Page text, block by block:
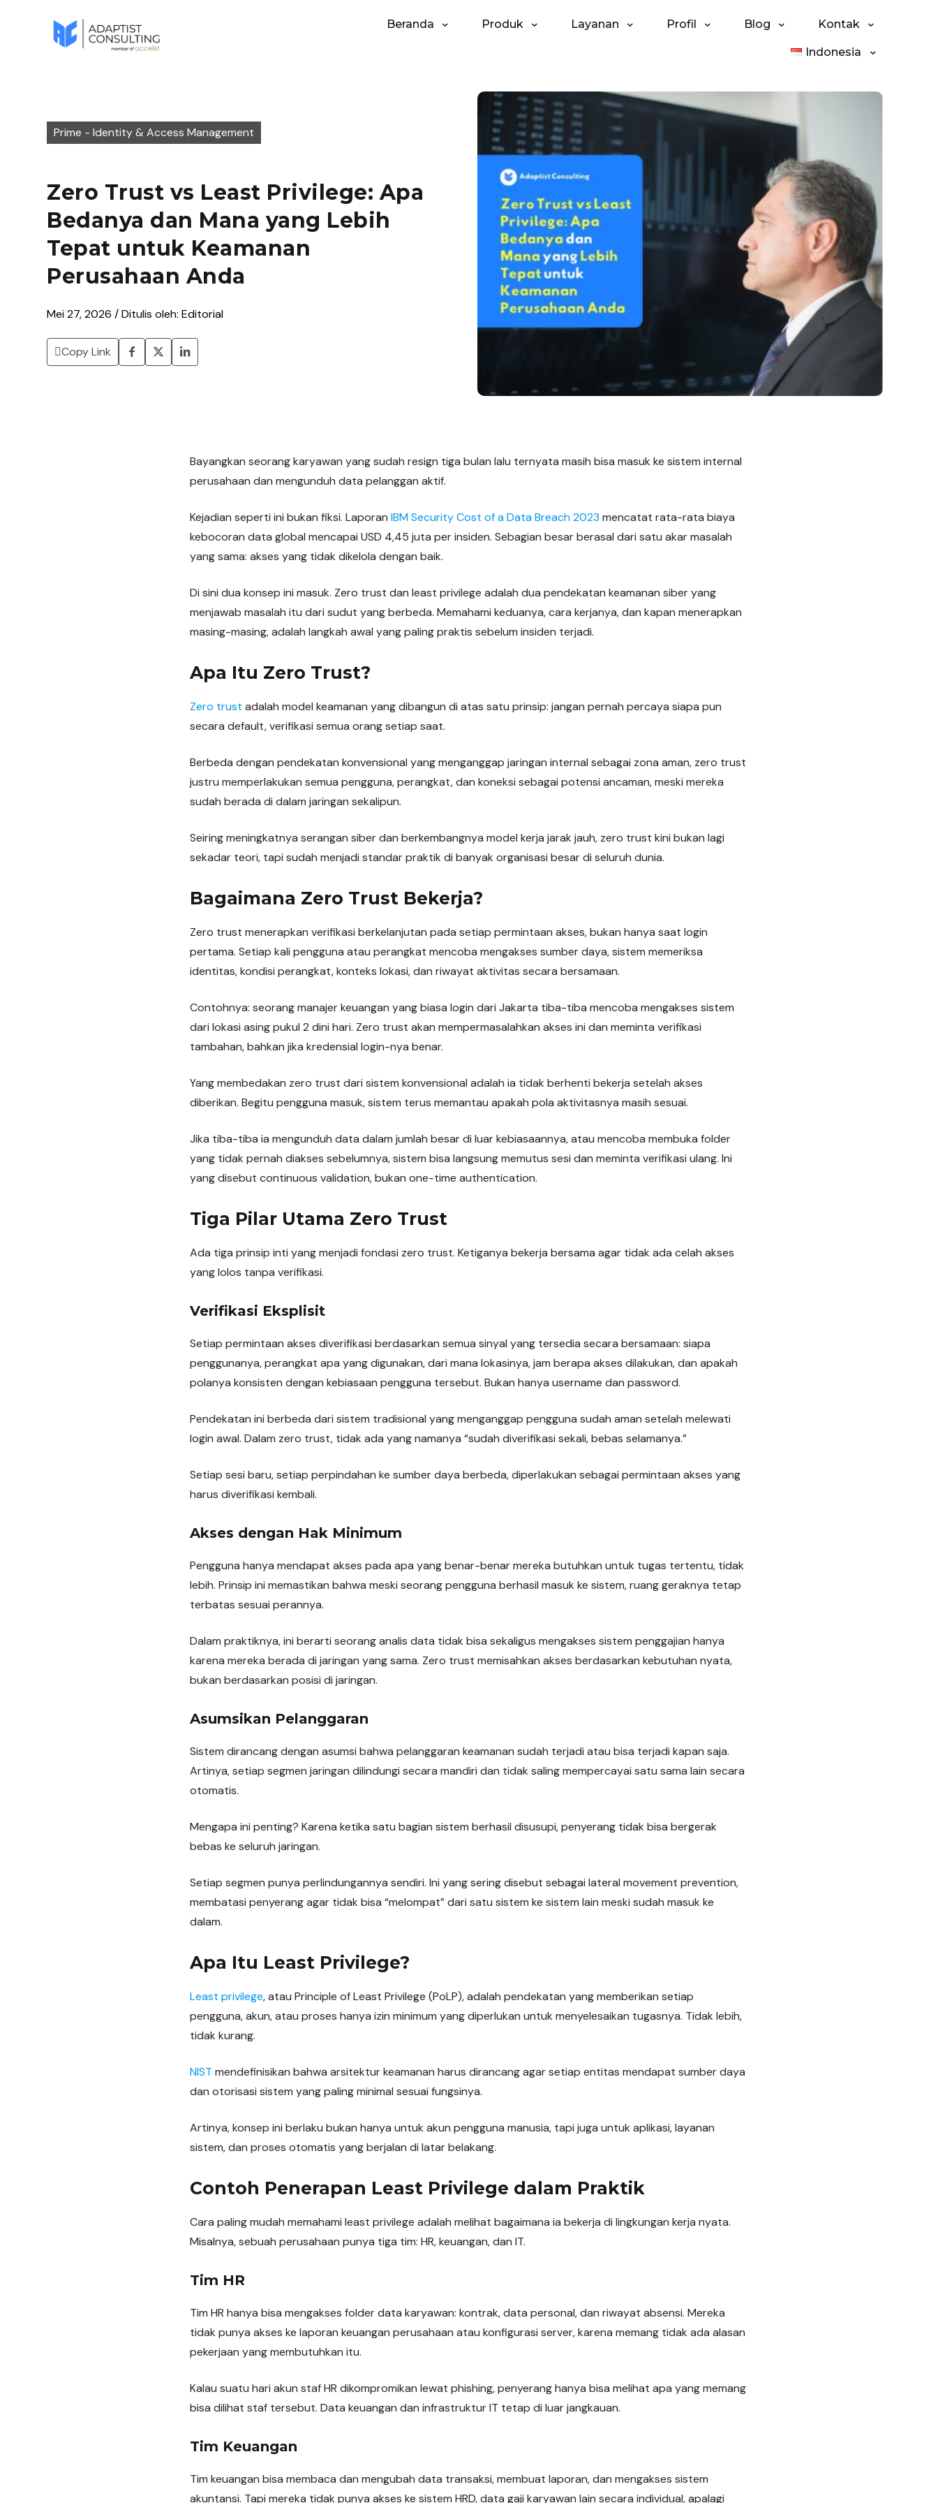
Beranda Produk Layanan Profil Blog Kontak
Indonesia
Prime - Identity & Access Management
Zero Trust vs Least Privilege: Apa
Bedanya dan Mana yang Lebih
Tepat untuk Keamanan
Perusahaan Anda
Mei 27, 2026 / Ditulis oleh: Editorial
Copy Link
Bayangkan seorang karyawan yang sudah resign tiga bulan lalu ternyata masih bisa masuk ke sistem internal
perusahaan dan mengunduh data pelanggan aktif.
Kejadian seperti ini bukan fiksi. Laporan IBM Security Cost of a Data Breach 2023 mencatat rata-rata biaya
kebocoran data global mencapai USD 4,45 juta per insiden. Sebagian besar berasal dari satu akar masalah
yang sama: akses yang tidak dikelola dengan baik.
Di sini dua konsep ini masuk. Zero trust dan least privilege adalah dua pendekatan keamanan siber yang
menjawab masalah itu dari sudut yang berbeda. Memahami keduanya, cara kerjanya, dan kapan menerapkan
masing-masing, adalah langkah awal yang paling praktis sebelum insiden terjadi.
Apa Itu Zero Trust?
Zero trust adalah model keamanan yang dibangun di atas satu prinsip: jangan pernah percaya siapa pun
secara default, verifikasi semua orang setiap saat.
Berbeda dengan pendekatan konvensional yang menganggap jaringan internal sebagai zona aman, zero trust
justru memperlakukan semua pengguna, perangkat, dan koneksi sebagai potensi ancaman, meski mereka
sudah berada di dalam jaringan sekalipun.
Seiring meningkatnya serangan siber dan berkembangnya model kerja jarak jauh, zero trust kini bukan lagi
sekadar teori, tapi sudah menjadi standar praktik di banyak organisasi besar di seluruh dunia.
Bagaimana Zero Trust Bekerja?
Zero trust menerapkan verifikasi berkelanjutan pada setiap permintaan akses, bukan hanya saat login
pertama. Setiap kali pengguna atau perangkat mencoba mengakses sumber daya, sistem memeriksa
identitas, kondisi perangkat, konteks lokasi, dan riwayat aktivitas secara bersamaan.
Contohnya: seorang manajer keuangan yang biasa login dari Jakarta tiba-tiba mencoba mengakses sistem
dari lokasi asing pukul 2 dini hari. Zero trust akan mempermasalahkan akses ini dan meminta verifikasi
tambahan, bahkan jika kredensial login-nya benar.
Yang membedakan zero trust dari sistem konvensional adalah ia tidak berhenti bekerja setelah akses
diberikan. Begitu pengguna masuk, sistem terus memantau apakah pola aktivitasnya masih sesuai.
Jika tiba-tiba ia mengunduh data dalam jumlah besar di luar kebiasaannya, atau mencoba membuka folder
yang tidak pernah diakses sebelumnya, sistem bisa langsung memutus sesi dan meminta verifikasi ulang. Ini
yang disebut continuous validation, bukan one-time authentication.
Tiga Pilar Utama Zero Trust
Ada tiga prinsip inti yang menjadi fondasi zero trust. Ketiganya bekerja bersama agar tidak ada celah akses
yang lolos tanpa verifikasi.
Verifikasi Eksplisit
Setiap permintaan akses diverifikasi berdasarkan semua sinyal yang tersedia secara bersamaan: siapa
penggunanya, perangkat apa yang digunakan, dari mana lokasinya, jam berapa akses dilakukan, dan apakah
polanya konsisten dengan kebiasaan pengguna tersebut. Bukan hanya username dan password.
Pendekatan ini berbeda dari sistem tradisional yang menganggap pengguna sudah aman setelah melewati
login awal. Dalam zero trust, tidak ada yang namanya “sudah diverifikasi sekali, bebas selamanya.”
Setiap sesi baru, setiap perpindahan ke sumber daya berbeda, diperlakukan sebagai permintaan akses yang
harus diverifikasi kembali.
Akses dengan Hak Minimum
Pengguna hanya mendapat akses pada apa yang benar-benar mereka butuhkan untuk tugas tertentu, tidak
lebih. Prinsip ini memastikan bahwa meski seorang pengguna berhasil masuk ke sistem, ruang geraknya tetap
terbatas sesuai perannya.
Dalam praktiknya, ini berarti seorang analis data tidak bisa sekaligus mengakses sistem penggajian hanya
karena mereka berada di jaringan yang sama. Zero trust memisahkan akses berdasarkan kebutuhan nyata,
bukan berdasarkan posisi di jaringan.
Asumsikan Pelanggaran
Sistem dirancang dengan asumsi bahwa pelanggaran keamanan sudah terjadi atau bisa terjadi kapan saja.
Artinya, setiap segmen jaringan dilindungi secara mandiri dan tidak saling mempercayai satu sama lain secara
otomatis.
Mengapa ini penting? Karena ketika satu bagian sistem berhasil disusupi, penyerang tidak bisa bergerak
bebas ke seluruh jaringan.
Setiap segmen punya perlindungannya sendiri. Ini yang sering disebut sebagai lateral movement prevention,
membatasi penyerang agar tidak bisa “melompat” dari satu sistem ke sistem lain meski sudah masuk ke
dalam.
Apa Itu Least Privilege?
Least privilege, atau Principle of Least Privilege (PoLP), adalah pendekatan yang memberikan setiap
pengguna, akun, atau proses hanya izin minimum yang diperlukan untuk menyelesaikan tugasnya. Tidak lebih,
tidak kurang.
NIST mendefinisikan bahwa arsitektur keamanan harus dirancang agar setiap entitas mendapat sumber daya
dan otorisasi sistem yang paling minimal sesuai fungsinya.
Artinya, konsep ini berlaku bukan hanya untuk akun pengguna manusia, tapi juga untuk aplikasi, layanan
sistem, dan proses otomatis yang berjalan di latar belakang.
Contoh Penerapan Least Privilege dalam Praktik
Cara paling mudah memahami least privilege adalah melihat bagaimana ia bekerja di lingkungan kerja nyata.
Misalnya, sebuah perusahaan punya tiga tim: HR, keuangan, dan IT.
Tim HR
Tim HR hanya bisa mengakses folder data karyawan: kontrak, data personal, dan riwayat absensi. Mereka
tidak punya akses ke laporan keuangan perusahaan atau konfigurasi server, karena memang tidak ada alasan
pekerjaan yang membutuhkan itu.
Kalau suatu hari akun staf HR dikompromikan lewat phishing, penyerang hanya bisa melihat apa yang memang
bisa dilihat staf tersebut. Data keuangan dan infrastruktur IT tetap di luar jangkauan.
Tim Keuangan
Tim keuangan bisa membaca dan mengubah data transaksi, membuat laporan, dan mengakses sistem
akuntansi. Tapi mereka tidak punya akses ke sistem HRD, data gaji karyawan lain secara individual, apalagi